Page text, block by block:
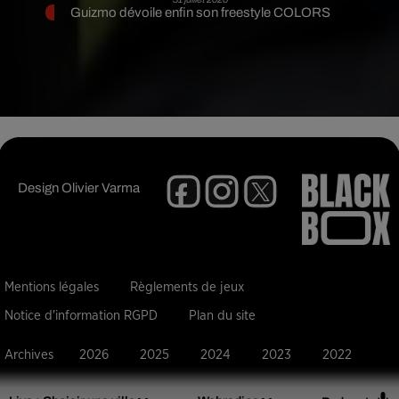
Guizmo dévoile enfin son freestyle COLORS
DesignOlivier Varma
Mentions légales Règlements de jeux
Notice d'information RGPD Plan du site
Archives 2026 2025 2024 2023 2022